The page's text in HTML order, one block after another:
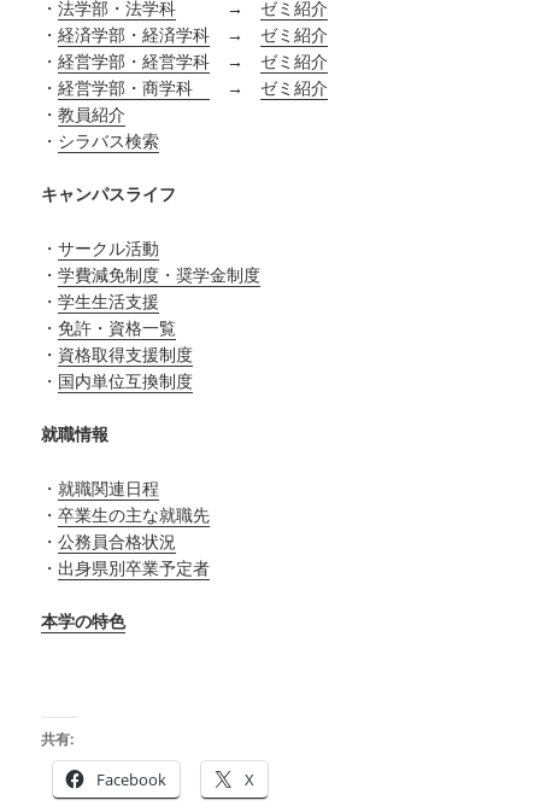
・法学部・法学科 → ゼミ紹介
・経済学部・経済学科 → ゼミ紹介
・経営学部・経営学科 → ゼミ紹介
・経営学部・商学科 → ゼミ紹介
・教員紹介
・ シラバス検索
キャンパスライフ
・サークル活動
・学費減免制度・奨学金制度
・学生生活支援
・免許・資格一覧
・ 資格取得支援制度
・ 国内単位互換制度
就職情報
・就職関連日程
・卒業生の主な就職先
・公務員合格状況
・ 出身県別卒業予定者
本学の特色
共有:
Facebook X